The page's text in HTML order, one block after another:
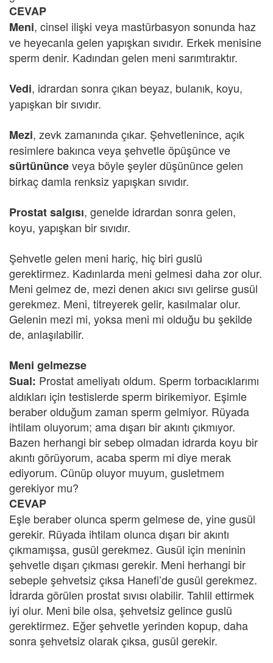
CEVAP
Meni, cinsel ilişki veya mastürbasyon sonunda haz
ve heyecanla gelen yapışkan sıvıdır. Erkek menisine
sperm denir. Kadından gelen meni sarımtıraktır.
Vedi, idrardan sonra çıkan beyaz, bulanık, koyu,
yapışkan bir sıvıdır.
Mezi, zevk zamanında çıkar. Şehvetlenince, açık
resimlere bakınca veya şehvetle öpüşünce ve
sürtününceveya böyle şeyler düşününce gelen
birkaç damla renksiz yapışkan sıvıdır.
Prostat salgısı, genelde idrardan sonra gelen,
koyu, yapışkan bir sıvıdır.
Şehvetle gelen meni hariç, hiç biri guslü
gerektirmez. Kadınlarda meni gelmesi daha zor olur.
Meni gelmez de, mezi denen akıcı sıvı gelirse gusül
gerekmez. Meni, titreyerek gelir, kasılmalar olur.
Gelenin mezi mi, yoksa meni mi olduğu bu şekilde
de, anlaşılabilir.
Meni gelmezse
Sual: Prostat ameliyatı oldum. Sperm torbacıklarımı
aldıkları için testislerde sperm birikemiyor. Eşimle
beraber olduğum zaman sperm gelmiyor. Rüyada
ihtilam oluyorum; ama dışarı bir akıntı çıkmıyor.
Bazen herhangi bir sebep olmadan idrarda koyu bir
akıntı görüyorum, acaba sperm mi diye merak
ediyorum. Cünüp oluyor muyum, gusletmem
gerekiyor mu?
CEVAP
Eşle beraber olunca sperm gelmese de, yine gusül
gerekir. Rüyada ihtilam olunca dışarı bir akıntı
çıkmamışsa, gusül gerekmez. Gusül için meninin
şehvetle dışarı çıkması gerekir. Meni herhangi bir
sebeple şehvetsiz çıksa Hanefi’de gusül gerekmez.
İdrarda görülen prostat sıvısı olabilir. Tahlil ettirmek
iyi olur. Meni bile olsa, şehvetsiz gelince guslü
gerektirmez. Eğer şehvetle yerinden kopup, daha
sonra şehvetsiz olarak çıksa, gusül gerekir.